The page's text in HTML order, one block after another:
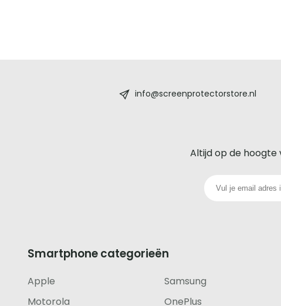
iedere
telefoon
footer
info@screenprotectorstore.nl
Altijd op de hoogte
Smartphone categorieën
Apple
Samsung
Motorola
OnePlus